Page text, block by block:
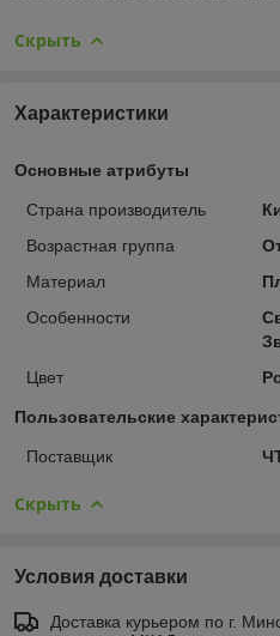
Скрыть
Характеристики
Основные атрибуты
Страна производитель
Возрастная группа
Материал
Особенности
Цвет
Пользовательские
Поставщик
Скрыть
Условия доставки
Доставка курьером по г.